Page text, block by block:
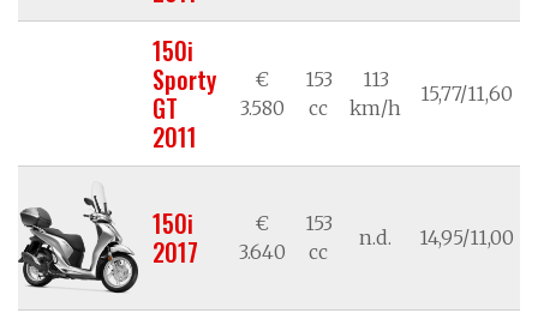
150i
Sporty
GT
2011
€
3.580
153
cc
113
km/h
15,77/11,60
150i
2017
€
3.640
153
cc
n.d. 14,95/11,00